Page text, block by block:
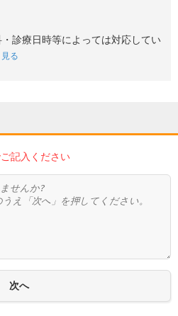
・診療日時等によっては対応してい
る
記入ください